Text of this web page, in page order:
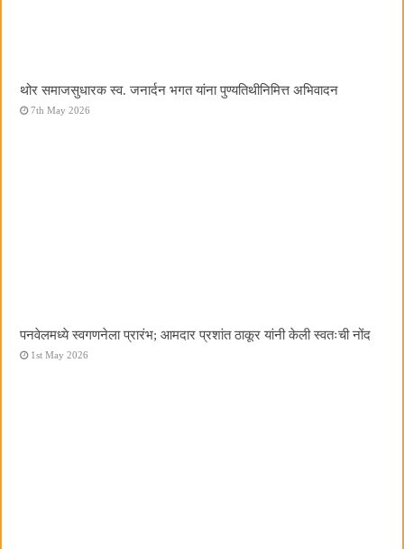
थोर समाजसुधारक स्व. जनार्दन भगत यांना पुण्यतिथीनिमित्त अभिवादन
7th May 2026
पनवेलमध्ये स्वगणनेला प्रारंभ; आमदार प्रशांत ठाकूर यांनी केली स्वतःची नोंद
1st May 2026